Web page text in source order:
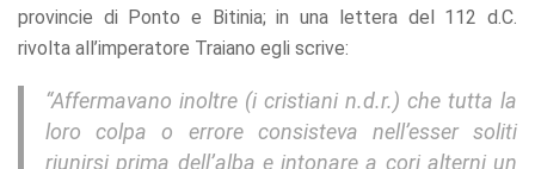
provincie di Ponto e Bitinia; in una lettera del 112 d.C.
rivolta all’imperatore Traiano egli scrive:
“Affermavano inoltre (i cristiani n.d.r.) che tutta la
loro colpa o errore consisteva nell’esser soliti
riunirsi prima dell’alba e intonare a cori alterni un